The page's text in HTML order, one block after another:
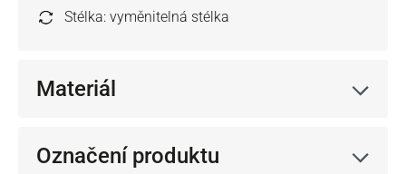
Stélka: vyměnitelná stélka
Materiál
Označení produktu